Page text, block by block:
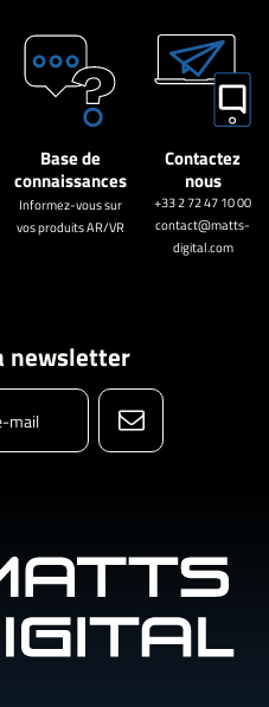
Base de
connaissances
Informez-vous sur
vos produits AR/VR
Contactez
nous
+33 2 72 47 10 00
contact@matts-
digital.com
newsletter